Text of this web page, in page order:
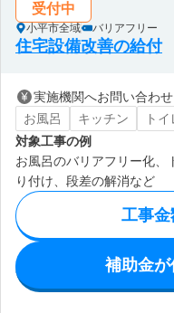
受付中
小平市全域 バリアフリー
住宅設備改善の給付
実施機関へお問い合わ
お風呂
キッチン トイ
対象工事の例
お風呂のバリアフリー化、
り付け、段差の解消など
工事
補助金